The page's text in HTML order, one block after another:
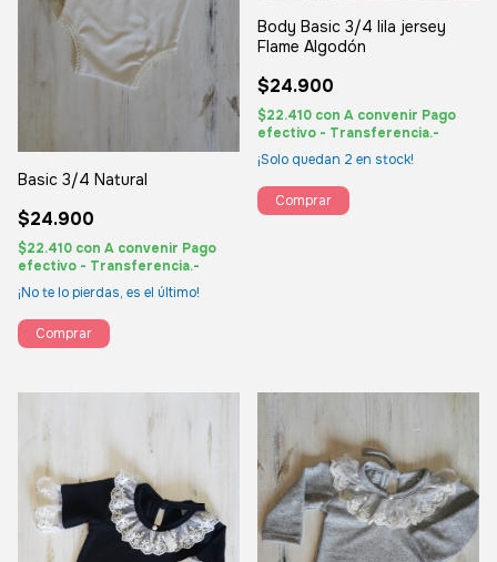
Basic 3/4 Natural
$24.900
$22.410 con A convenir Pago
efectivo - Transferencia.-
¡No te lo pierdas, es el último!
Comprar
Body Basic 3/4 lila jersey
Flame Algodón
$24.900
$22.410 con A convenir Pago
efectivo - Transferencia.-
¡Solo quedan 2 en stock!
Comprar